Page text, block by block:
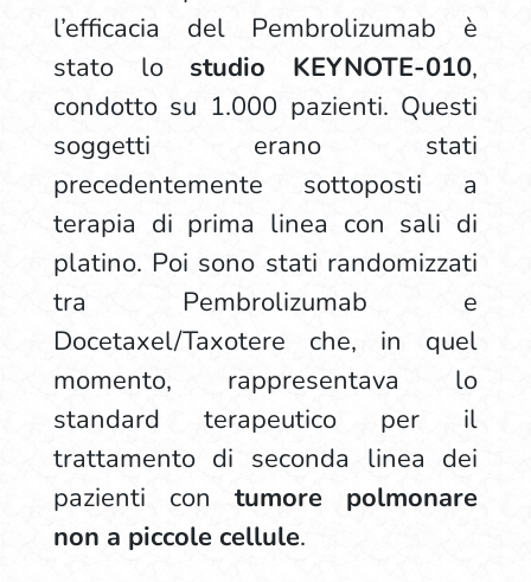
l’efficacia del Pembrolizumab è
stato lo studio KEYNOTE-010,
condotto su 1.000 pazienti. Questi
soggetti erano stati
precedentemente sottoposti a
terapia di prima linea con sali di
platino. Poi sono stati randomizzati
tra Pembrolizumab e
Docetaxel/Taxotere che, in quel
momento, rappresentava lo
standard terapeutico per il
trattamento di seconda linea dei
pazienti contumore polmonare
non a piccole cellule.